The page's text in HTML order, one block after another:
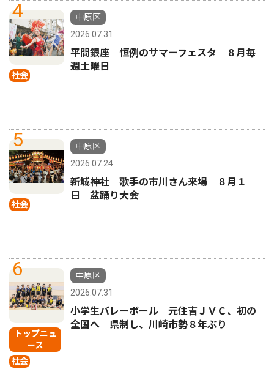
4
社会
中原区
2026.07.31
平間銀座 恒例のサマーフェスタ ８月毎
週土曜日
5
社会
中原区
2026.07.24
新城神社 歌手の市川さん来場 ８月１
日 盆踊り大会
6
トップニュ
ース
社会
中原区
2026.07.31
小学生バレーボール 元住吉ＪＶＣ、初の
全国へ 県制し、川崎市勢８年ぶり